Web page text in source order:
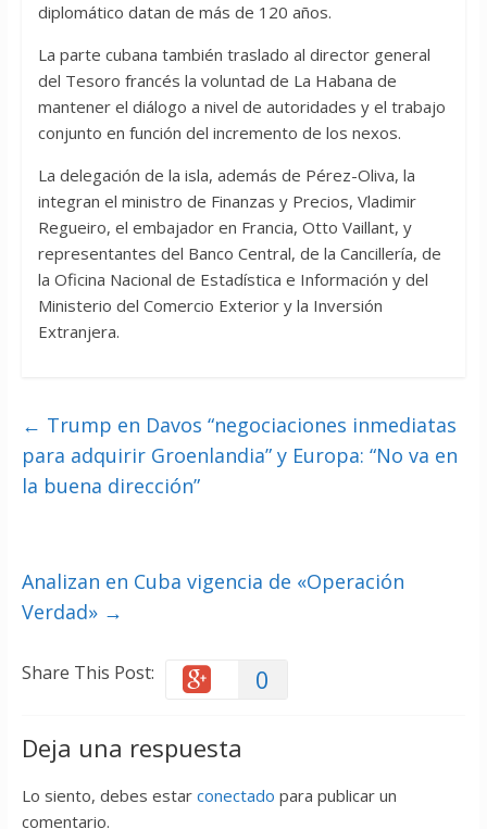
diplomático datan de más de 120 años.
La parte cubana también traslado al director general
del Tesoro francés la voluntad de La Habana de
mantener el diálogo a nivel de autoridades y el trabajo
conjunto en función del incremento de los nexos.
La delegación de la isla, además de Pérez-Oliva, la
integran el ministro de Finanzas y Precios, Vladimir
Regueiro, el embajador en Francia, Otto Vaillant, y
representantes del Banco Central, de la Cancillería, de
la Oficina Nacional de Estadística e Información y del
Ministerio del Comercio Exterior y la Inversión
Extranjera.
← Trump en Davos “negociaciones inmediatas
para adquirir Groenlandia” y Europa: “No va en
la buena dirección”
Analizan en Cuba vigencia de «Operación
Verdad» →
Share This Post: 0
Deja una respuesta
Lo siento, debes estar conectado para publicar un
comentario.